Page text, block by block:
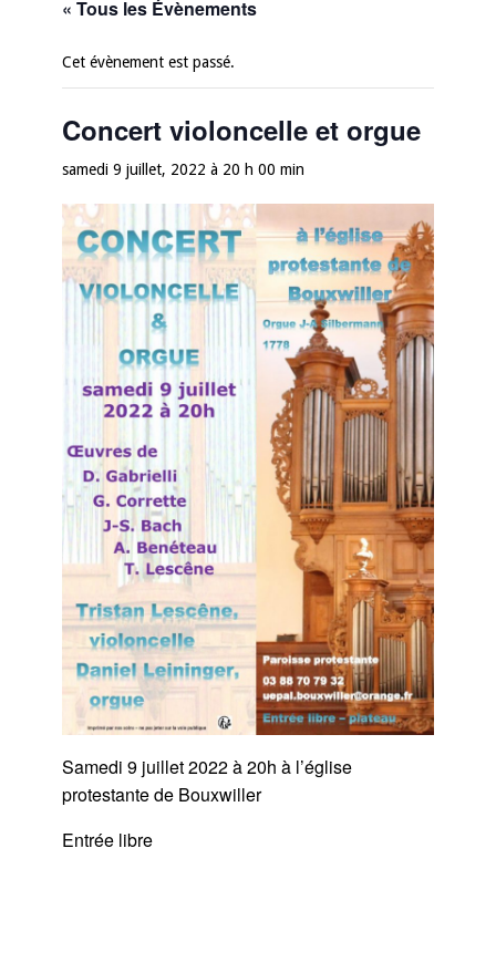
« Tous les Évènements
Cet évènement est passé.
Concert violoncelle et orgue
samedi 9 juillet, 2022 à 20 h 00 min
Samedi 9 juillet 2022 à 20h à l’église
protestante de Bouxwiller
Entrée libre